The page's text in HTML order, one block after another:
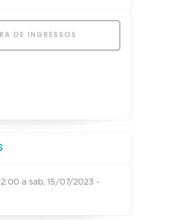
DE INGRESSOS
a sab, 15/07/2023 -